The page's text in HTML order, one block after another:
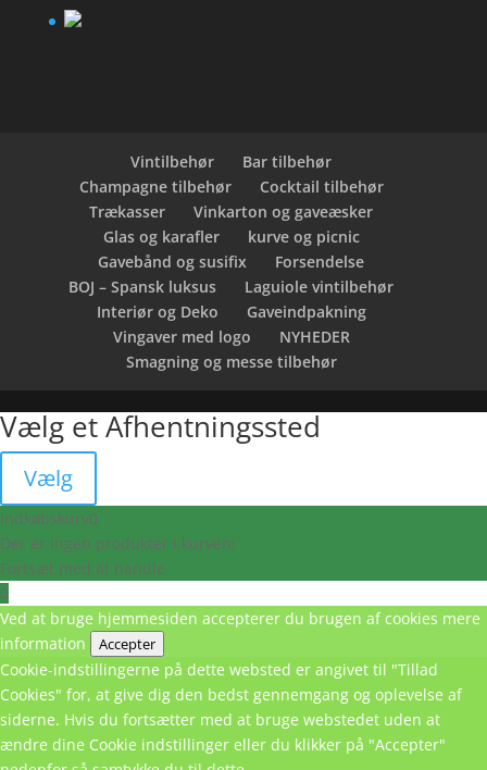
Vintilbehør
Bar tilbehør
Champagne tilbehør
Cocktail tilbehør
Trækasser
Vinkarton og gaveæsker
Glas og karafler
kurve og picnic
Gavebånd og susifix
Forsendelse
BOJ – Spansk luksus
Laguiole vintilbehør
Interiør og Deko
Gaveindpakning
Vingaver med logo
NYHEDER
Smagning og messe tilbehør
Vælg et Afhentningssted
Vælg
Indkøbskurv0
Der er ingen produkter i kurven!
Fortsæt med at handle
0
Ved at bruge hjemmesiden accepterer du brugen af cookies mere
information
Accepter
Cookie-indstillingerne på dette websted er angivet til "Tillad
Cookies" for, at give dig den bedst gennemgang og oplevelse af
siderne. Hvis du fortsætter med at bruge webstedet uden at
ændre dine Cookie indstillinger eller du klikker på "Accepter"